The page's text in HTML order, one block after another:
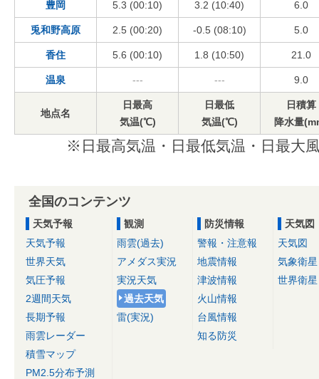
豊岡 5.3 (00:10) 3.2 (10:40) 6.0
兎和野高原 2.5 (00:20) -0.5 (08:10) 5.0
香住 5.6 (00:10) 1.8 (10:50) 21.0
温泉 --- --- 9.0
地点名
日最高
気温(℃)
日最低
気温(℃)
日積算
降水量
※日最高気温・日最低気温・日最大
全国のコンテンツ
天気予報
天気予報
世界天気
気圧予報
2週間天気
長期予報
雨雲レーダー
積雪マップ
PM2.5分布予測
観測
雨雲(過去)
アメダス実況
実況天気
過去天気
雷(実況)
防災情報
警報・注意報
地震情報
津波情報
火山情報
台風情報
知る防災
天気図
天気図
気象衛星
世界衛星